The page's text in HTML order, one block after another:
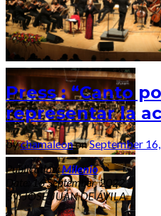
Press : “Canto
representar la
bychamaleononSeptember
Publication:Milenio
Date: 16 September, 2022
By: JOSÉ JUAN DE ÁVILA